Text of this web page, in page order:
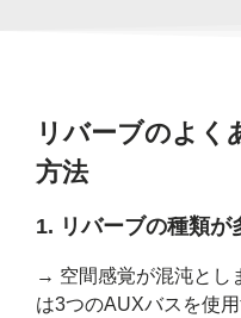
リバーブのよく
方法
1. リバーブの種類が
→ 空間感覚が混沌とし
は3つのAUXバスを使用